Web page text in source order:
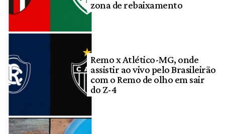
zona de rebaixamento
Remo x Atlético-MG, onde
assistir ao vivo pelo Brasileirão
com o Remo de olho em sair
do Z-4